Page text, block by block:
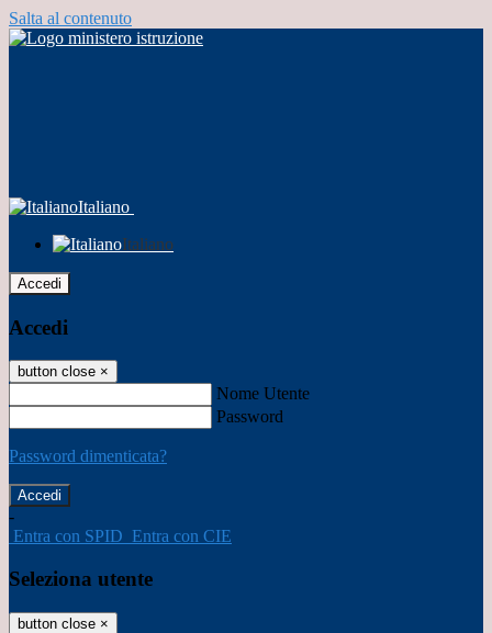
Salta al contenuto
Italiano
Italiano
Accedi
Accedi
button close ×
Nome Utente
Password
Password dimenticata?
-
Entra con SPID Entra con CIE
Seleziona utente
button close ×